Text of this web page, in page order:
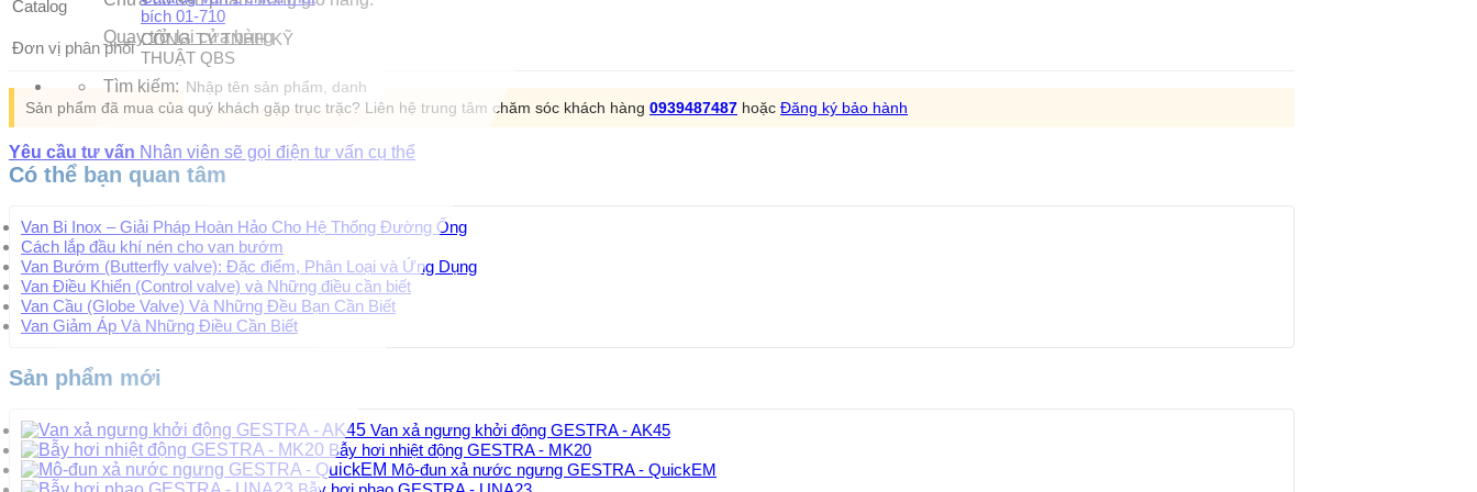
Quay trở lại cửa hàng
Tìm kiếm:
Catalog
bích 01-710
Đơn vị phân phối CÔNG TY TNHH KỸ
THUẬT QBS
Sản phẩm đã mua của quý khách gặp trục trặc? Liên hệ trung tâm chăm sóc khách hàng 0939487487 hoặc Đăng ký bảo hành
Yêu cầu tư vấn Nhân viên sẽ gọi điện tư vấn cụ thể
Có thể bạn quan tâm
Van Bi Inox – Giải Pháp Hoàn Hảo Cho Hệ Thống Đường Ống
Cách lắp đầu khí nén cho van bướm
Van Bướm (Butterfly valve): Đặc điểm, Phân Loại và Ứng Dụng
Van Điều Khiển (Control valve) và Những điều cần biết
Van Cầu (Globe Valve) Và Những Đều Bạn Cần Biết
Van Giảm Áp Và Những Điều Cần Biết
Sản phẩm mới
Van xả ngưng khởi động GESTRA - AK45
Bẫy hơi nhiệt động GESTRA - MK20
Mô-đun xả nước ngưng GESTRA - QuickEM